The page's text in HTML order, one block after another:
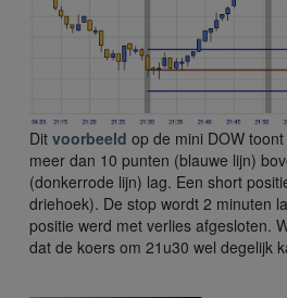
Dit voorbeeld op de mini DOW
meer dan 10 punten (blauwe lijn)
(donkerrode lijn) lag. Een short
driehoek). De stop wordt 2 minuten
positie werd met verlies afgesloten.
dat de koers om 21u30 wel degelijk